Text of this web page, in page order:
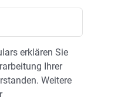
erklären Sie
Ihrer
Weitere